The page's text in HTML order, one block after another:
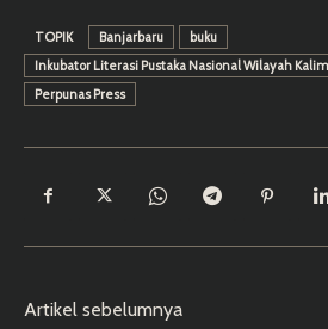
TOPIK Banjarbaru
buku
Inkubator Literasi Pustaka Nasional Wilayah
Perpunas Press
Artikel sebelumnya